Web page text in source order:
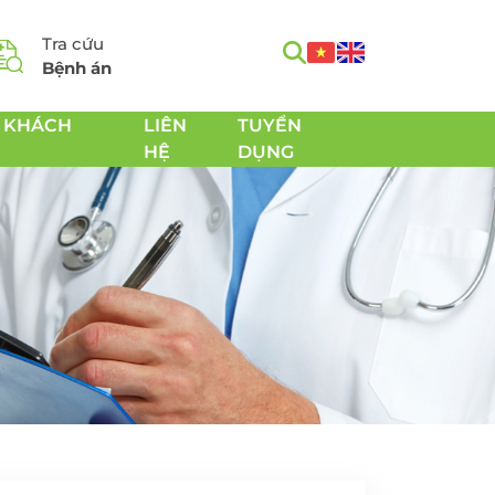
Tra cứu
Bệnh án
Tầm soát Ung thư toàn
diện
Tầm soát Ung thư tiêu
hóa
Tầm soát Ung thư
tuyến giáp
KHÁCH
LIÊN
HỆ
TUYỂN
DỤNG